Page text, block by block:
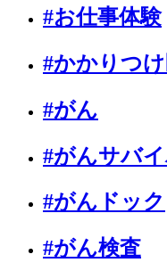
#お仕事体験
#かかりつ
#がん
#がんサバ
#がんドック
#がん検査